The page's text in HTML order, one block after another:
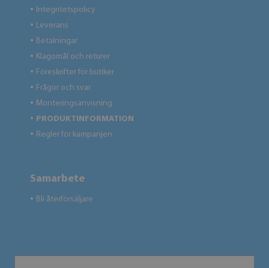
● Integritetspolicy
● Leverans
● Betalningar
● Klagomål och returer
● Föreskrifter för butiker
● Frågor och svar
● Monteringsanvisning
● PRODUKTINFORMATION
● Regler för kampanjen
Samarbete
● Bli återförsäljare